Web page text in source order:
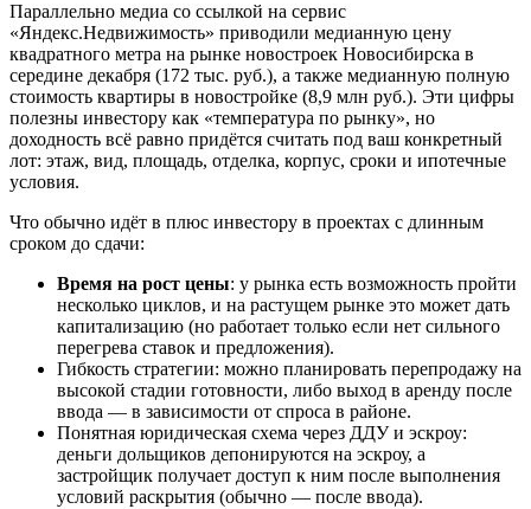
Параллельно медиа со ссылкой на сервис
«Яндекс.Недвижимость» приводили медианную цену
квадратного метра на рынке новостроек Новосибирска в
середине декабря (172 тыс. руб.), а также медианную полную
стоимость квартиры в новостройке (8,9 млн руб.). Эти цифры
полезны инвестору как «температура по рынку», но
доходность всё равно придётся считать под ваш конкретный
лот: этаж, вид, площадь, отделка, корпус, сроки и ипотечные
условия.
Что обычно идёт в плюс инвестору в проектах с длинным
сроком до сдачи:
Время на рост цены: у рынка есть возможность пройти
несколько циклов, и на растущем рынке это может дать
капитализацию (но работает только если нет сильного
перегрева ставок и предложения).
Гибкость стратегии: можно планировать перепродажу на
высокой стадии готовности, либо выход в аренду после
ввода — в зависимости от спроса в районе.
Понятная юридическая схема через ДДУ и эскроу:
деньги дольщиков депонируются на эскроу, а
застройщик получает доступ к ним после выполнения
условий раскрытия (обычно — после ввода).